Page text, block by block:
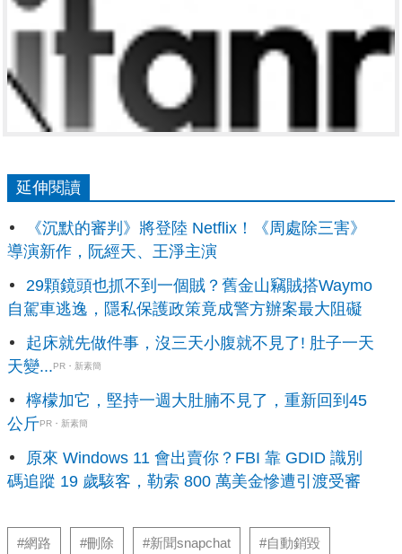
延伸閱讀
《沉默的審判》將登陸 Netflix！《周處除三害》
導演新作，阮經天、王淨主演
29顆鏡頭也抓不到一個賊？舊金山竊賊搭Waymo
自駕車逃逸，隱私保護政策竟成警方辦案最大阻礙
起床就先做件事，沒三天小腹就不見了! 肚子一天
天變... PR・新素簡
檸檬加它，堅持一週大肚腩不見了，重新回到45
公斤PR・新素簡
原來 Windows 11 會出賣你？FBI 靠 GDID 識別
碼追蹤 19 歲駭客，勒索 800 萬美金慘遭引渡受審
#網路 #刪除 #新聞snapchat #自動銷毀